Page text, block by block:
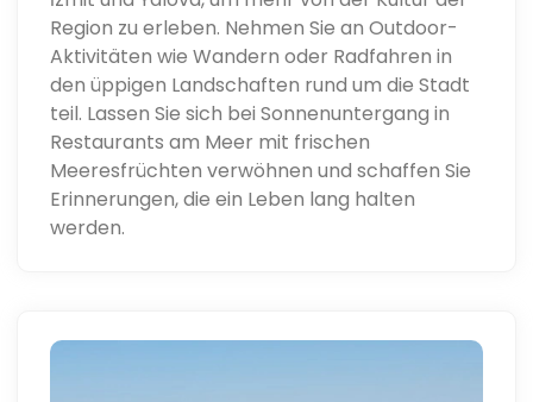
Region zu erleben. Nehmen Sie an Outdoor-
Aktivitäten wie Wandern oder Radfahren in
den üppigen Landschaften rund um die Stadt
teil. Lassen Sie sich bei Sonnenuntergang in
Restaurants am Meer mit frischen
Meeresfrüchten verwöhnen und schaffen Sie
Erinnerungen, die ein Leben lang halten
werden.